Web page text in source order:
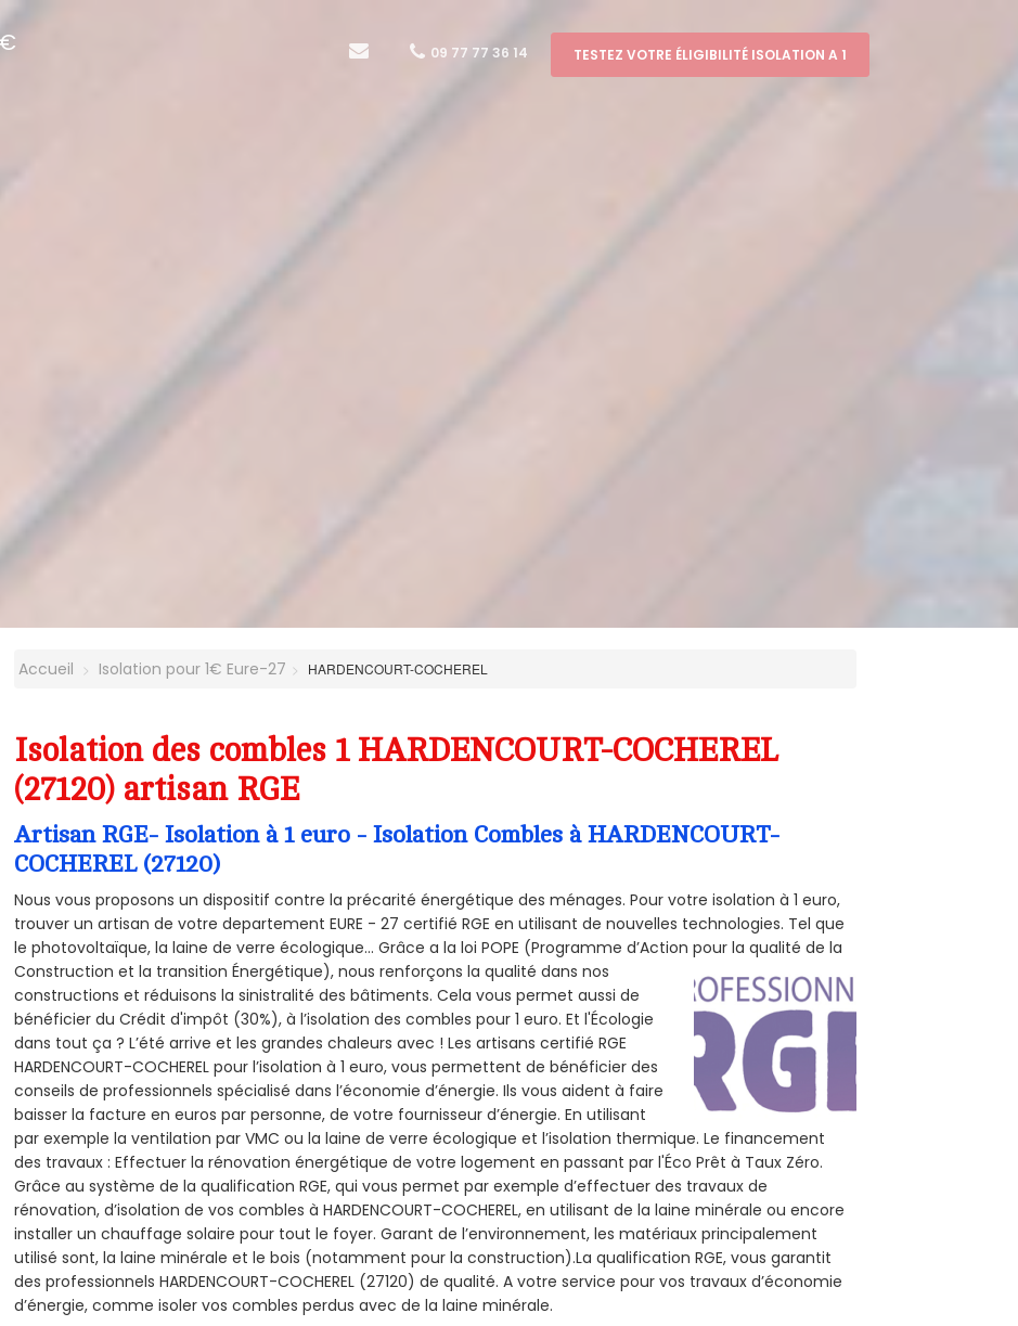
09 77 77 36 14 TESTEZ VOTRE ÉLIGIBILITÉ ISOLATION A 1
Accueil Isolation pour 1€ Eure-27 HARDENCOURT-COCHEREL
Isolation des combles 1 HARDENCOURT-COCHEREL
(27120) artisan RGE
Artisan RGE- Isolation à 1 euro - Isolation Combles à HARDENCOURT-
COCHEREL (27120)
Nous vous proposons un dispositif contre la précarité énergétique des ménages. Pour votre isolation à 1 euro,
trouver un artisan de votre departement EURE - 27 certifié RGE en utilisant de nouvelles technologies. Tel que
le photovoltaïque, la laine de verre écologique... Grâce a la loi POPE (Programme d’Action pour la qualité de la
Construction et la transition Énergétique), nous renforçons la qualité dans nos
constructions et réduisons la sinistralité des bâtiments. Cela vous permet aussi de
bénéficier du Crédit d'impôt (30%), à l’isolation des combles pour 1 euro. Et l'Écologie
dans tout ça ? L’été arrive et les grandes chaleurs avec ! Les artisans certifié RGE
HARDENCOURT-COCHEREL pour l’isolation à 1 euro, vous permettent de bénéficier des
conseils de professionnels spécialisé dans l’économie d’énergie. Ils vous aident à faire
baisser la facture en euros par personne, de votre fournisseur d’énergie. En utilisant
par exemple la ventilation par VMC ou la laine de verre écologique et l’isolation thermique. Le financement
des travaux : Effectuer la rénovation énergétique de votre logement en passant par l'Éco Prêt à Taux Zéro.
Grâce au système de la qualification RGE, qui vous permet par exemple d’effectuer des travaux de
rénovation, d’isolation de vos combles à HARDENCOURT-COCHEREL, en utilisant de la laine minérale ou encore
installer un chauffage solaire pour tout le foyer. Garant de l’environnement, les matériaux principalement
utilisé sont, la laine minérale et le bois (notamment pour la construction).La qualification RGE, vous garantit
des professionnels HARDENCOURT-COCHEREL (27120) de qualité. A votre service pour vos travaux d’économie
d’énergie, comme isoler vos combles perdus avec de la laine minérale.